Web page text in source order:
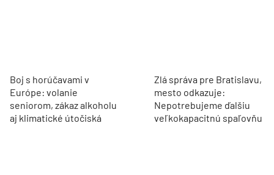
Boj s horúčavami v
Európe: volanie
seniorom, zákaz alkoholu
aj klimatické útočiská
Zlá správa pre Bratislavu,
mesto odkazuje:
Nepotrebujeme ďalšiu
veľkokapacitnú spaľovňu